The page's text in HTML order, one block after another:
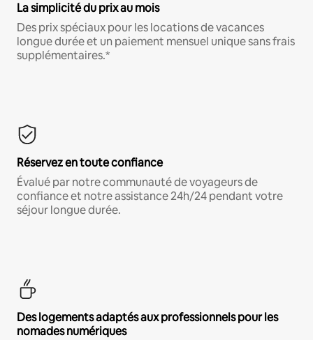
La simplicité du prix au mois
Des prix spéciaux pour les locations de vacances
longue durée et un paiement mensuel unique sans frais
supplémentaires.*
Réservez en toute confiance
Évalué par notre communauté de voyageurs de
confiance et notre assistance 24h/24 pendant votre
séjour longue durée.
Des logements adaptés aux professionnels pour les
nomades numériques